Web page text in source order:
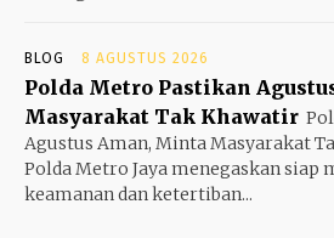
BLOG 8 AGUSTUS 2026
Polda Metro Pastikan
Masyarakat Tak Khawatir
Agustus Aman, Minta Masyarakat
Polda Metro Jaya menegaskan siap
keamanan dan ketertiban...